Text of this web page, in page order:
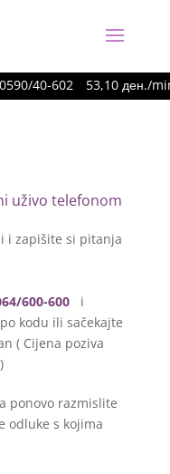
40-602 53,10 ден./min
uživo telefonom
i zapišite si pitanja
600-600
i
kodu ili sačekajte
( Cijena poziva
)
ponovo razmislite
odluke s kojima